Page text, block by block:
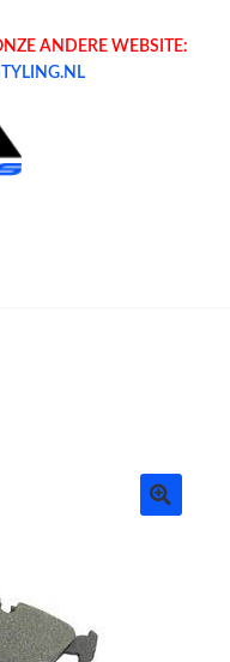
ANDERE WEBSITE: